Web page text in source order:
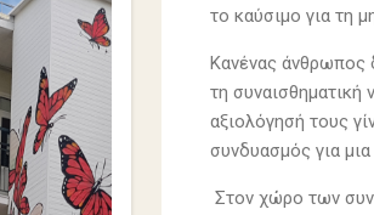
το καύσιμο για τη
Κανένας άνθρωπος
τη
αξιολόγησή τους
συνδυασμός για
Στον χώρο των